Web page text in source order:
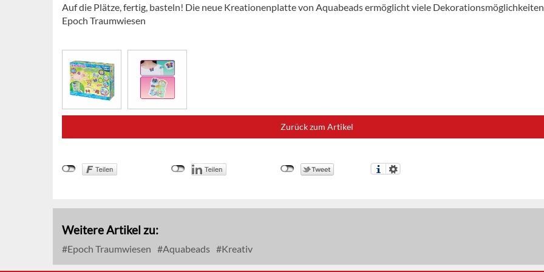
Auf die Plätze, fertig, basteln! Die neue Kreationenplatte von Aquabeads ermöglicht viele
Epoch Traumwiesen
Zurück zum Artikel
Weitere Artikel zu:
Epoch Traumwiesen Aquabeads Kreativ